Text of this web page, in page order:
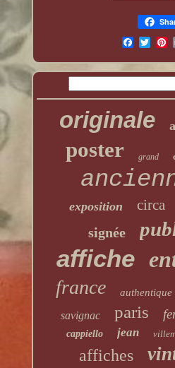
originale
poster grand
exposition circa
signée
affiche
france authentique
savignac
paris
cappiello jean
affiches